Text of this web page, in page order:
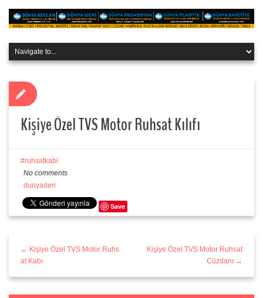
Kişiye Özel TVS Motor Ruhsat Kılıfı
ruhsatkabi
No comments
dunyaderi
Save
← Kişiye Özel TVS Motor Ruhs
at Kabı
Kişiye Özel TVS Motor Ruhsat
Cüzdanı →